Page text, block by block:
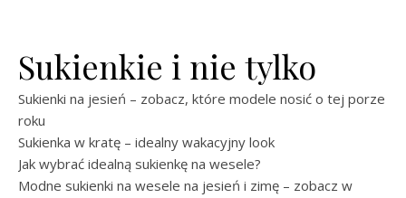
Sukienkie i nie tylko
Sukienki na jesień – zobacz, które modele nosić o tej porze
roku
Sukienka w kratę – idealny wakacyjny look
Jak wybrać idealną sukienkę na wesele?
Modne sukienki na wesele na jesień i zimę – zobacz w